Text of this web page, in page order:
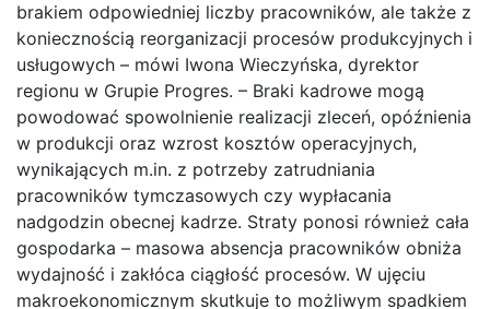
brakiem odpowiedniej liczby pracowników, ale także z
koniecznością reorganizacji procesów produkcyjnych i
usługowych – mówi Iwona Wieczyńska, dyrektor
regionu w Grupie Progres. – Braki kadrowe mogą
powodować spowolnienie realizacji zleceń, opóźnienia
w produkcji oraz wzrost kosztów operacyjnych,
wynikających m.in. z potrzeby zatrudniania
pracowników tymczasowych czy wypłacania
nadgodzin obecnej kadrze. Straty ponosi również cała
gospodarka – masowa absencja pracowników obniża
wydajność i zakłóca ciągłość procesów. W ujęciu
makroekonomicznym skutkuje to możliwym spadkiem